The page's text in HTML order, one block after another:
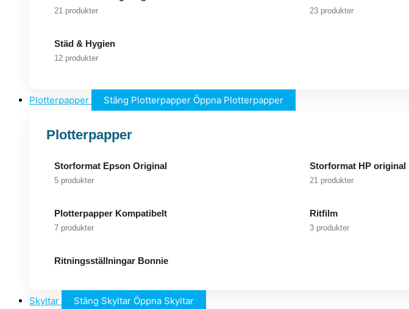
21 produkter 23 produkter
Städ & Hygien
12 produkter
Plotterpapper Stäng Plotterpapper Öppna Plotterpapper
Plotterpapper
Storformat Epson Original
5 produkter
Storformat HP original
21 produkter
Plotterpapper Kompatibelt
7 produkter
Ritfilm
3 produkter
Ritningsställningar Bonnie
Skyltar Stäng Skyltar Öppna Skyltar